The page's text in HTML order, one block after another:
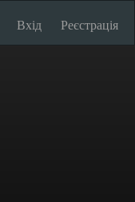
Вхід Реєстрація